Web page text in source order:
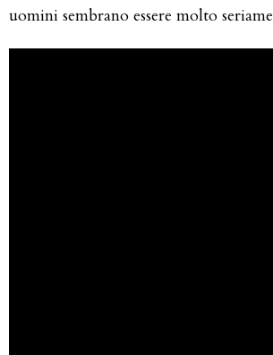
uomini sembrano essere molto